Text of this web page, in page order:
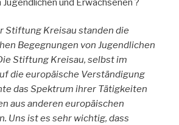
und Erwachsenen ?
Stiftung Kreisau standen die
Begegnungen von Jugendlichen
Stiftung Kreisau, selbst im
die europäische Verständigung
das Spektrum ihrer Tätigkeiten
aus anderen europäischen
Uns ist es sehr wichtig, dass